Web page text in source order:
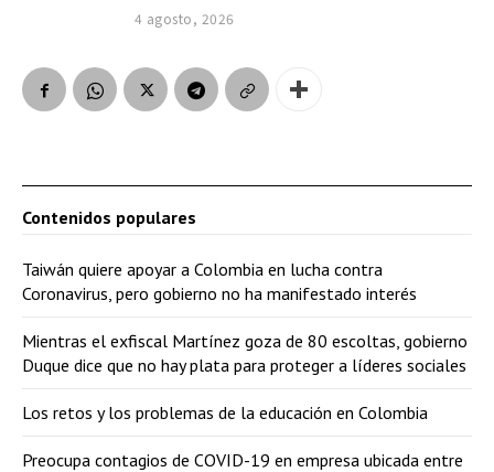
4 agosto, 2026
Contenidos populares
Taiwán quiere apoyar a Colombia en lucha contra
Coronavirus, pero gobierno no ha manifestado interés
Mientras el exfiscal Martínez goza de 80 escoltas, gobierno
Duque dice que no hay plata para proteger a líderes sociales
Los retos y los problemas de la educación en Colombia
Preocupa contagios de COVID-19 en empresa ubicada entre